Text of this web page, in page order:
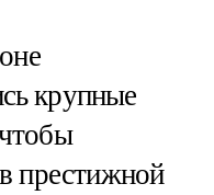
крупные
престижной